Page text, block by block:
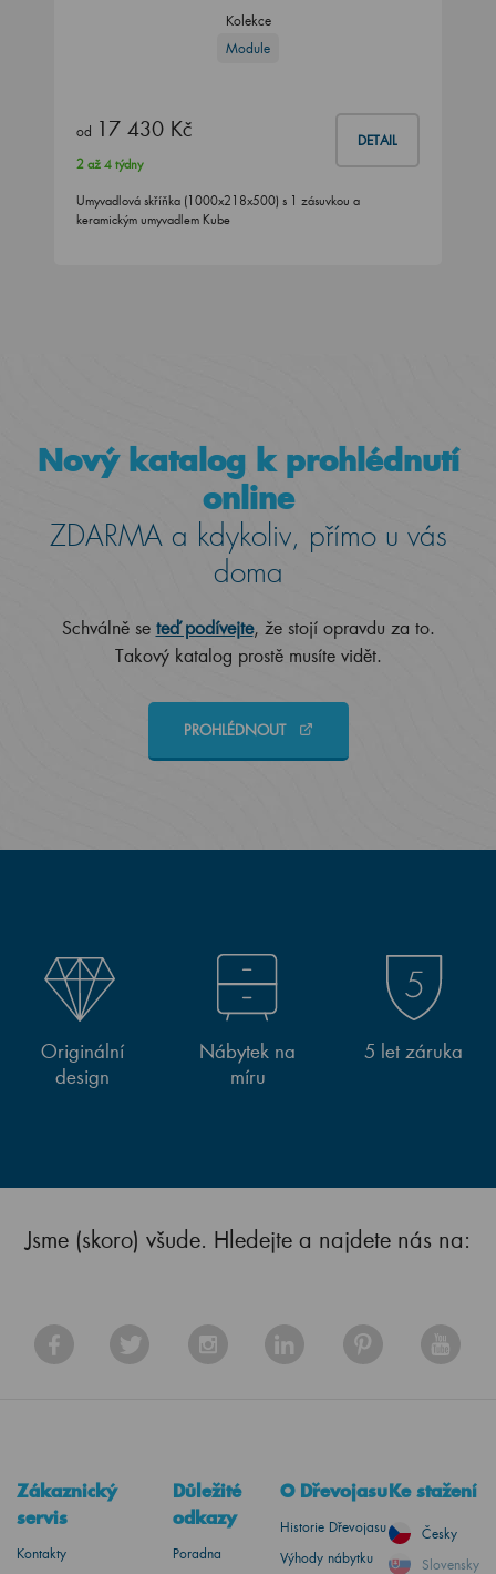
Kolekce
Module
od 17 430 Kč DETAIL
2 až 4 týdny
Umyvadlová skříňka (1000x218x500) s 1 zásuvkou a
keramickým umyvadlem Kube
Nový katalog k prohlédnutí
online
ZDARMA a kdykoliv, přímo u vás
doma
Schválně se teď podívejte, že stojí opravdu za to.
Takový katalog prostě musíte vidět.
PROHLÉDNOUT
Originální
design
Nábytek na
míru
5 let záruka
Jsme (skoro) všude. Hledejte a najdete nás na:
Zákaznický
servis
Kontakty
Důležité
odkazy
Poradna
O Dřevojasu
Historie Dřevojasu
Výhody nábytku
Ke stažení
Česky
Slovensky